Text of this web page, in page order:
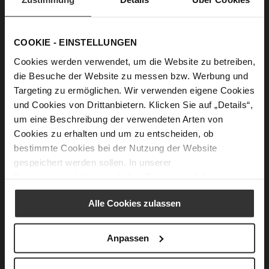
COOKIE - EINSTELLUNGEN
Cookies werden verwendet, um die Website zu betreiben,
die Besuche der Website zu messen bzw. Werbung und
Targeting zu ermöglichen. Wir verwenden eigene Cookies
und Cookies von Drittanbietern. Klicken Sie auf „Details“,
um eine Beschreibung der verwendeten Arten von
Cookies zu erhalten und um zu entscheiden, ob
bestimmte Cookies bei der Nutzung der Website
gespeichert werden sollen. In unserer
Alle Cookies zulassen
Anpassen
Anmelden
Passwort vergessen?
Neue Kunden
Ein Konto zu erstellen hat viele Vorteile: schneller zur Kasse
gehen, mehr als eine Adresse speichern, Bestellungen